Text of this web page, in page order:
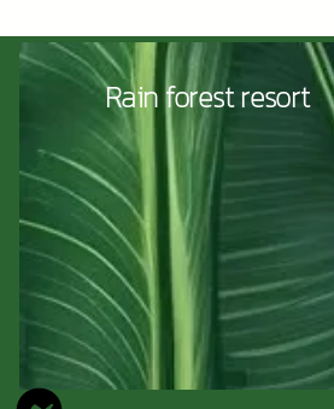
Rain forest resort